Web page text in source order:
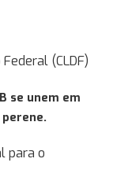
(CLDF)
se unem em
para o